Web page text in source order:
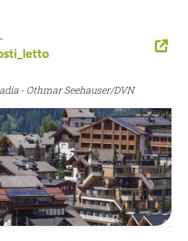
- Othmar Seehauser/DVN